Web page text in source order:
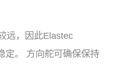
远，因此Elastec
定。 方向舵可确保保持